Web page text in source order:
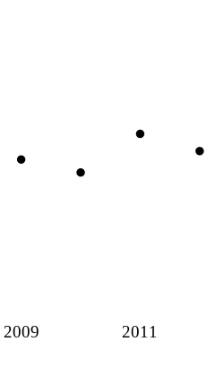
2009 2011